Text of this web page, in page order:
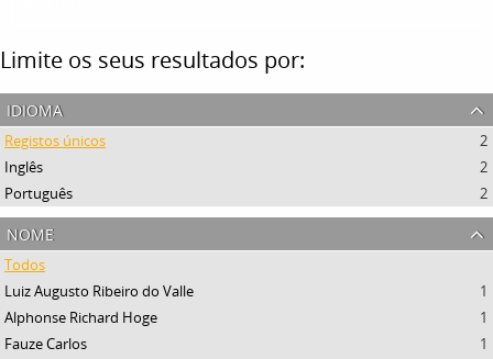
Limite os seus resultados por:
idioma
Registos únicos
2
Inglês
2
Português
2
nome
Todos
Luiz Augusto Ribeiro do Valle
1
Alphonse Richard Hoge
1
Fauze Carlos
1